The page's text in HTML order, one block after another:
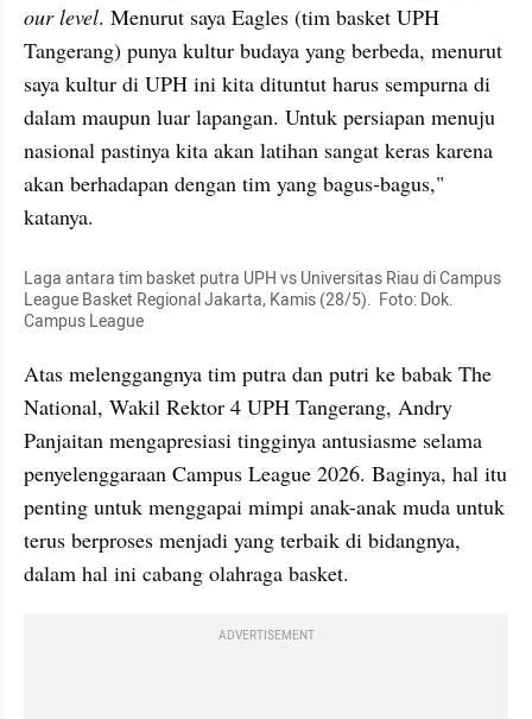
our level. Menurut saya Eagles (tim basket UPH
Tangerang) punya kultur budaya yang berbeda, menurut
saya kultur di UPH ini kita dituntut harus sempurna di
dalam maupun luar lapangan. Untuk persiapan menuju
nasional pastinya kita akan latihan sangat keras karena
akan berhadapan dengan tim yang bagus-bagus,"
katanya.
Laga antara tim basket putra UPH vs Universitas Riau di Campus
League Basket Regional Jakarta, Kamis (28/5).  Foto: Dok.
Campus League
Atas melenggangnya tim putra dan putri ke babak The
National, Wakil Rektor 4 UPH Tangerang, Andry
Panjaitan mengapresiasi tingginya antusiasme selama
penyelenggaraan Campus League 2026. Baginya, hal itu
penting untuk menggapai mimpi anak-anak muda untuk
terus berproses menjadi yang terbaik di bidangnya,
dalam hal ini cabang olahraga basket.
ADVERTISEMENT